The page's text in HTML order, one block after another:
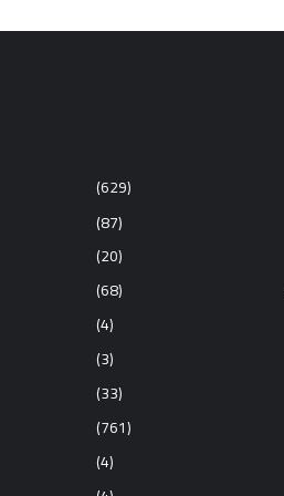
(629)
(87)
(20)
(68)
(4)
(3)
(33)
(761)
(4)